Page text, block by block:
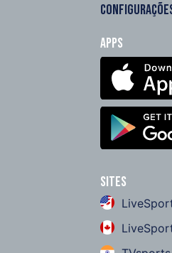
Apps
Sites